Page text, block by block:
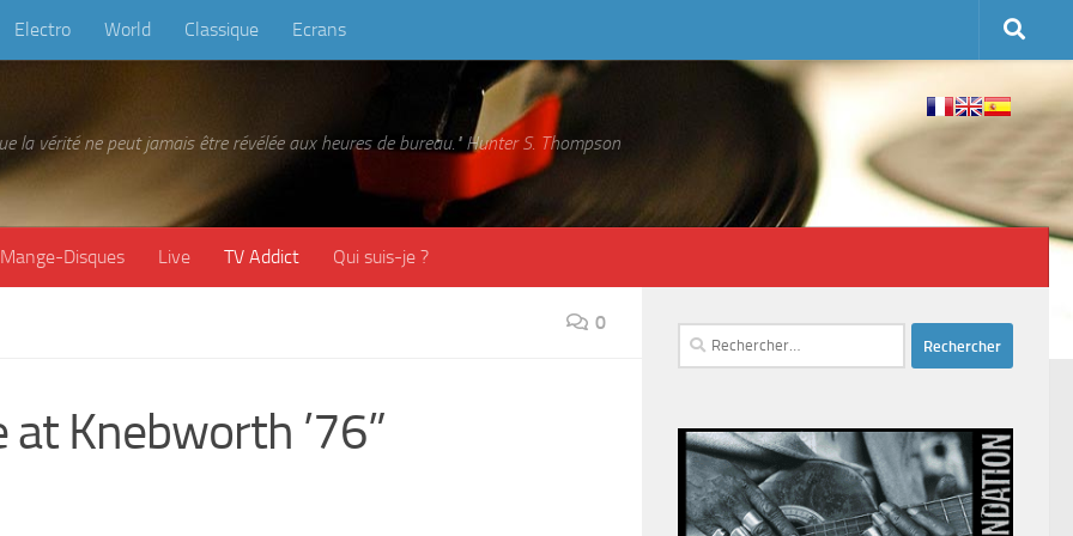
Electro World Classique Ecrans
la vérité ne peut jamais être révélée aux heures de bureau." Hunter S. Thompson
Mange-Disques Live TV Addict Qui suis-je ?
0
at Knebworth ’76”
Rechercher :